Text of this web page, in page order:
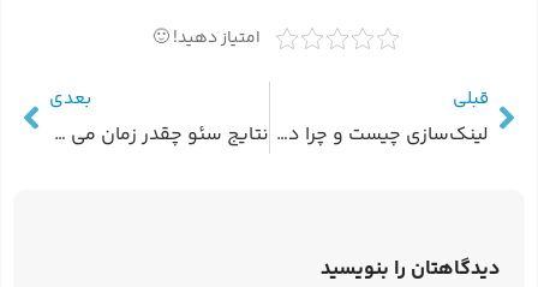
امتیاز دهید! 🙂
قبلی
لینک‌سازی چیست و چرا در سئو حیاتی است؟
بعدی
نتایج سئو چقدر زمان می برد تا قابل مشاهده باشد؟
دیدگاهتان را بنویسید